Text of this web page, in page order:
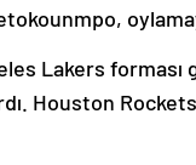
Lakers forması
Houston